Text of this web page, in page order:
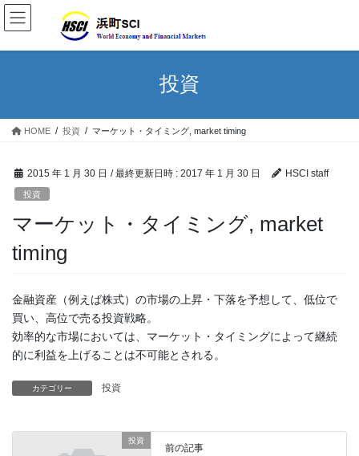
投資
HOME 投資 マーケット・タイミング, market timing
2015 年 1 月 30 日 / 最終更新日時 : 2017 年 1 月 30 日 HSCI staff
投資
マーケット・タイミング, market
timing
金融資産（例えば株式）の市場の上昇・下落を予想して、低位で
買い、高位で売る投資戦略。
効率的な市場においては、マーケット・タイミングによって継続
的に利益を上げることは不可能とされる。
カテゴリー 投資
投資
前の記事